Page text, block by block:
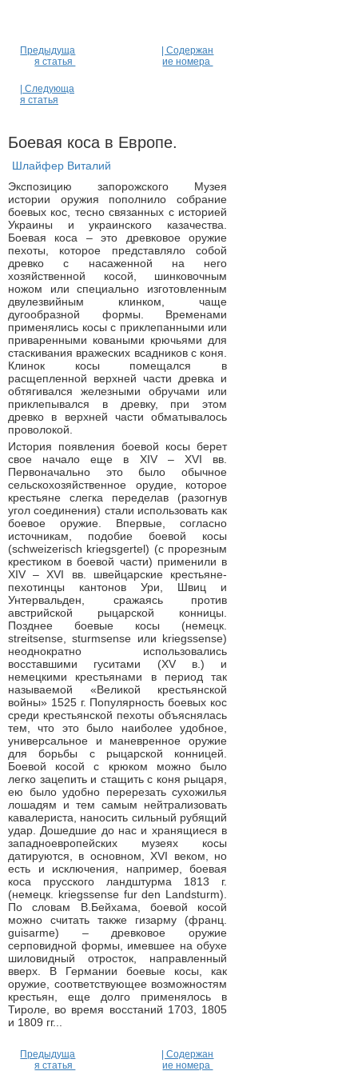
Предыдуща
я статья
| Содержан
ие номера
| Следующа
я статья
Боевая коса в Европе.
Шлайфер Виталий
Экспозицию запорожского Музея
истории оружия пополнило собрание
боевых кос, тесно связанных с историей
Украины и украинского казачества.
Боевая коса – это древковое оружие
пехоты, которое представляло собой
древко с насаженной на него
хозяйственной косой, шинковочным
ножом или специально изготовленным
двулезвийным клинком, чаще
дугообразной формы. Временами
применялись косы с приклепанными или
приваренными коваными крючьями для
стаскивания вражеских всадников с коня.
Клинок косы помещался в
расщепленной верхней части древка и
обтягивался железными обручами или
приклепывался в древку, при этом
древко в верхней части обматывалось
проволокой.
История появления боевой косы берет
свое начало еще в XIV – XVI вв.
Первоначально это было обычное
сельскохозяйственное орудие, которое
крестьяне слегка переделав (разогнув
угол соединения) стали использовать как
боевое оружие. Впервые, согласно
источникам, подобие боевой косы
(schweizerisch kriegsgertel) (с прорезным
крестиком в боевой части) применили в
XIV – XVI вв. швейцарские крестьяне-
пехотинцы кантонов Ури, Швиц и
Унтервальден, сражаясь против
австрийской рыцарской конницы.
Позднее боевые косы (немецк.
streitsense, sturmsense или kriegssense)
неоднократно использовались
восставшими гуситами (XV в.) и
немецкими крестьянами в период так
называемой «Великой крестьянской
войны» 1525 г. Популярность боевых кос
среди крестьянской пехоты объяснялась
тем, что это было наиболее удобное,
универсальное и маневренное оружие
для борьбы с рыцарской конницей.
Боевой косой с крюком можно было
легко зацепить и стащить с коня рыцаря,
ею было удобно перерезать сухожилья
лошадям и тем самым нейтрализовать
кавалериста, наносить сильный рубящий
удар. Дошедшие до нас и хранящиеся в
западноевропейских музеях косы
датируются, в основном, XVI веком, но
есть и исключения, например, боевая
коса прусского ландштурма 1813 г.
(немецк. kriegssense fur den Landsturm).
По словам В.Бейхама, боевой косой
можно считать также гизарму (франц.
guisarme) – древковое оружие
серповидной формы, имевшее на обухе
шиловидный отросток, направленный
вверх. В Германии боевые косы, как
оружие, соответствующее возможностям
крестьян, еще долго применялось в
Тироле, во время восстаний 1703, 1805
и 1809 гг...
Предыдуща
я статья
| Содержан
ие номера